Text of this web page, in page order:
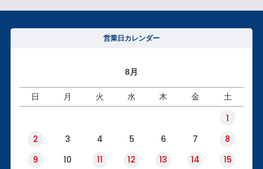
営業日カレンダー
8月
日 月 火 水 木 金 土
1
2
3 4 5 6 7
8
9
10 11 12 13 14
15